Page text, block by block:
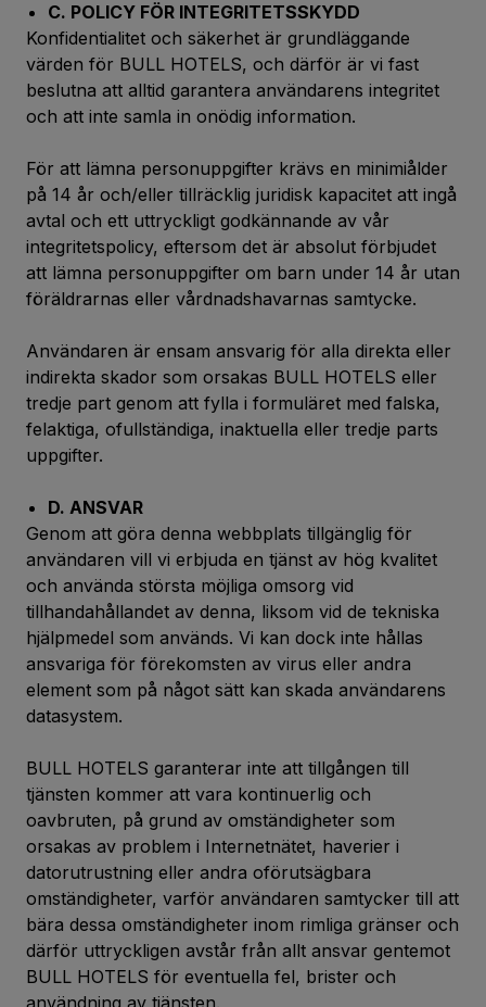
C. POLICY FÖR INTEGRITETSSKYDD
Konfidentialitet och säkerhet är grundläggande
värden för BULL HOTELS, och därför är vi fast
beslutna att alltid garantera användarens integritet
och att inte samla in onödig information.
För att lämna personuppgifter krävs en minimiålder
på 14 år och/eller tillräcklig juridisk kapacitet att ingå
avtal och ett uttryckligt godkännande av vår
integritetspolicy, eftersom det är absolut förbjudet
att lämna personuppgifter om barn under 14 år utan
föräldrarnas eller vårdnadshavarnas samtycke.
Användaren är ensam ansvarig för alla direkta eller
indirekta skador som orsakas BULL HOTELS eller
tredje part genom att fylla i formuläret med falska,
felaktiga, ofullständiga, inaktuella eller tredje parts
uppgifter.
D. ANSVAR
Genom att göra denna webbplats tillgänglig för
användaren vill vi erbjuda en tjänst av hög kvalitet
och använda största möjliga omsorg vid
tillhandahållandet av denna, liksom vid de tekniska
hjälpmedel som används. Vi kan dock inte hållas
ansvariga för förekomsten av virus eller andra
element som på något sätt kan skada användarens
datasystem.
BULL HOTELS garanterar inte att tillgången till
tjänsten kommer att vara kontinuerlig och
oavbruten, på grund av omständigheter som
orsakas av problem i Internetnätet, haverier i
datorutrustning eller andra oförutsägbara
omständigheter, varför användaren samtycker till att
bära dessa omständigheter inom rimliga gränser och
därför uttryckligen avstår från allt ansvar gentemot
BULL HOTELS för eventuella fel, brister och
användning av tjänsten.